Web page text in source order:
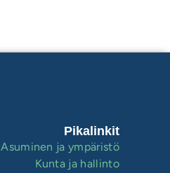
Pikalinkit
Asuminen ja ympäristö
Kunta ja hallinto